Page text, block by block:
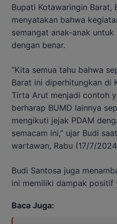
Bupati Kotawaringin Barat,
menyatakan bahwa
semangat anak-anak
dengan benar.
“Kita semua tahu bahwa
Barat ini diperhitungkan di
Tirta Arut menjadi contoh
berharap BUMD lainnya
mengikuti jejak PDAM
semacam ini,” ujar Budi
wartawan, Rabu (17/7/
Budi Santosa juga
ini memiliki dampak positif
Baca Juga: